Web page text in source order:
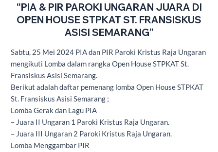
“PIA & PIR PAROKI UNGARAN JUARA DI
OPEN HOUSE STPKAT ST. FRANSISKUS
ASISI SEMARANG”
Sabtu, 25 Mei 2024 PIA dan PIR Paroki Kristus Raja Ungaran
mengikuti Lomba dalam rangka Open House STPKAT St.
Fransiskus Asisi Semarang.
Berikut adalah daftar pemenang lomba Open House STPKAT
St. Fransiskus Asisi Semarang ;
Lomba Gerak dan Lagu PIA
– Juara II Ungaran 1 Paroki Kristus Raja Ungaran.
– Juara III Ungaran 2 Paroki Kristus Raja Ungaran.
Lomba Menggambar PIR